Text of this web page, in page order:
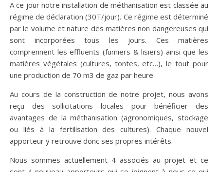
A ce jour notre installation de méthanisation est classée au
régime de déclaration (30T/jour). Ce régime est déterminé
par le volume et nature des matières non dangereuses qui
sont incorporées tous les jours. Ces matières
comprennent les effluents (fumiers & lisiers) ainsi que les
matières végétales (cultures, tontes, etc…), le tout pour
une production de 70 m3 de gaz par heure.
Au cours de la construction de notre projet, nous avons
reçu des sollicitations locales pour bénéficier des
avantages de la méthanisation (agronomiques, stockage
ou liés à la fertilisation des cultures). Chaque nouvel
apporteur y retrouve donc ses propres intérêts.
Nous sommes actuellement 4 associés au projet et ce